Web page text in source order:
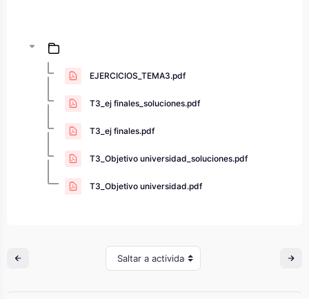
EJERCICIOS_TEMA3.pdf
T3_ej finales_soluciones.pdf
T3_ej finales.pdf
T3_Objetivo universidad_soluciones.pdf
T3_Objetivo universidad.pdf
Saltar a actividad